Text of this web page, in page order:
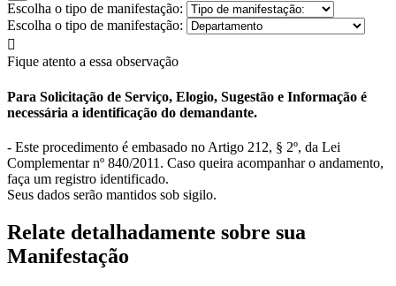
Escolha o tipo de manifestação:
Escolha o tipo de manifestação:
Fique atento a essa observação
Para Solicitação de Serviço, Elogio, Sugestão e Informação é
necessária a identificação do demandante.
- Este procedimento é embasado no Artigo 212, § 2º, da Lei
Complementar nº 840/2011. Caso queira acompanhar o andamento,
faça um registro identificado.
Seus dados serão mantidos sob sigilo.
Relate detalhadamente sobre sua
Manifestação